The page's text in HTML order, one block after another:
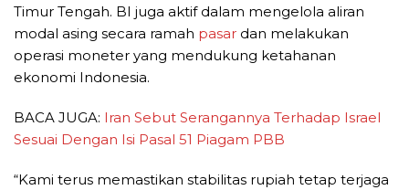
Timur Tengah. BI juga aktif dalam mengelola aliran
modal asing secara ramah pasar dan melakukan
operasi moneter yang mendukung ketahanan
ekonomi Indonesia.
BACA JUGA: Iran Sebut Serangannya Terhadap Israel
Sesuai Dengan Isi Pasal 51 Piagam PBB
“Kami terus memastikan stabilitas rupiah tetap terjaga